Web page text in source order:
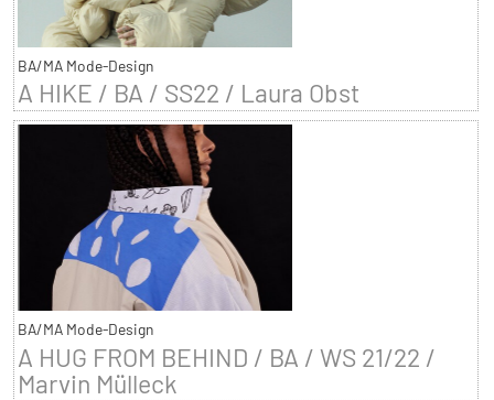
BA/MA Mode-Design
A HIKE / BA / SS22 / Laura Obst
BA/MA Mode-Design
A HUG FROM BEHIND / BA / WS 21/22 /
Marvin Mülleck